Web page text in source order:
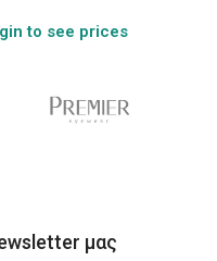
to see prices
μας